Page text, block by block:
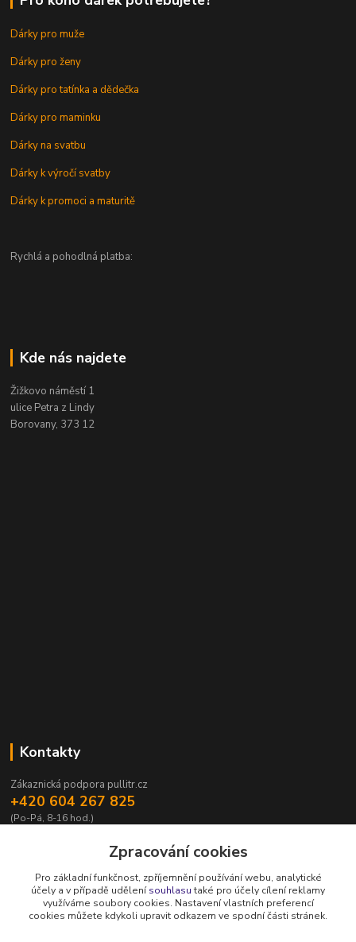
Dárky pro muže
Dárky pro ženy
Dárky pro tatínka a dědečka
Dárky pro maminku
Dárky na svatbu
Dárky k výročí svatby
Dárky k promoci a maturitě
Rychlá a pohodlná platba:
Kde nás najdete
Žižkovo náměstí 1
ulice Petra z Lindy
Borovany, 373 12
Kontakty
Zákaznická podpora pullitr.cz
+420 604 267 825
(Po-Pá, 8-16 hod.)
Zpracování cookies
Pro základní funkčnost, zpříjemnění používání webu, analytické
účely a v případě udělenísouhlasutaké pro účely cílení reklamy
využíváme soubory cookies. Nastavení vlastních preferencí
cookies můžete kdykoli upravit odkazem ve spodní části stránek.